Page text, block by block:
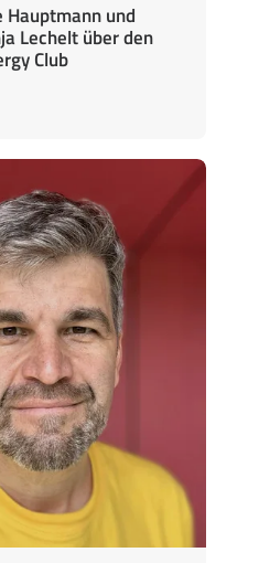
und
Lechelt über den
Club